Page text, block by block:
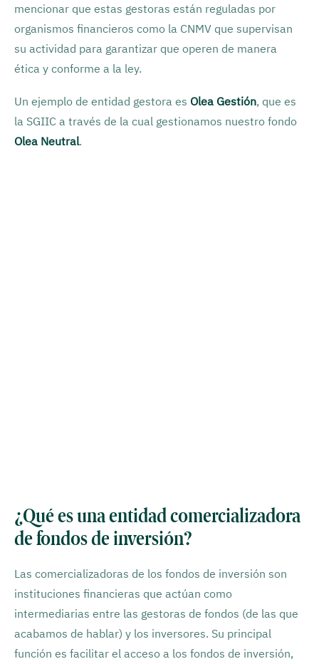
mencionar que estas gestoras están reguladas por
organismos financieros como la CNMV que supervisan
su actividad para garantizar que operen de manera
ética y conforme a la ley.
Un ejemplo de entidad gestora es Olea Gestión, que es
la SGIIC a través de la cual gestionamos nuestro fondo
Olea Neutral.
¿Qué es una entidad comercializadora
de fondos de inversión?
Las comercializadoras de los fondos de inversión son
instituciones financieras que actúan como
intermediarias entre las gestoras de fondos (de las que
acabamos de hablar) y los inversores. Su principal
función es facilitar el acceso a los fondos de inversión,